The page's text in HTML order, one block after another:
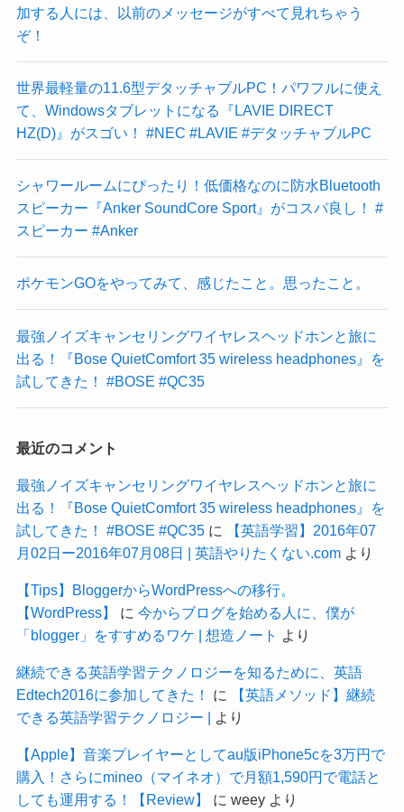
加する人には、以前のメッセージがすべて見れちゃう
ぞ！
世界最軽量の11.6型デタッチャブルPC！パワフルに使え
て、Windowsタブレットになる『LAVIE DIRECT
HZ(D)』がスゴい！ #NEC #LAVIE #デタッチャブルPC
シャワールームにぴったり！低価格なのに防水Bluetooth
スピーカー『Anker SoundCore Sport』がコスパ良し！ #
スピーカー #Anker
ポケモンGOをやってみて、感じたこと。思ったこと。
最強ノイズキャンセリングワイヤレスヘッドホンと旅に
出る！『Bose QuietComfort 35 wireless headphones』を
試してきた！ #BOSE #QC35
最近のコメント
最強ノイズキャンセリングワイヤレスヘッドホンと旅に
出る！『Bose QuietComfort 35 wireless headphones』を
試してきた！ #BOSE #QC35に
【英語学習】2016年07
月02日ー2016年07月08日 | 英語やりたくない.comより
【Tips】BloggerからWordPressへの移行。
【WordPress】
に 今からブログを始める人に、僕が
「blogger」をすすめるワケ | 想造ノート より
継続できる英語学習テクノロジーを知るために、英語
Edtech2016に参加してきた！
に
【英語メソッド】継続
できる英語学習テクノロジー |
より
【Apple】音楽プレイヤーとしてau版iPhone5cを3万円で
購入！さらにmineo（マイネオ）で月額1,590円で電話と
しても運用する！【Review】
に weeyより